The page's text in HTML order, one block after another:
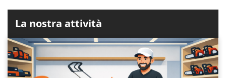
La nostra attività